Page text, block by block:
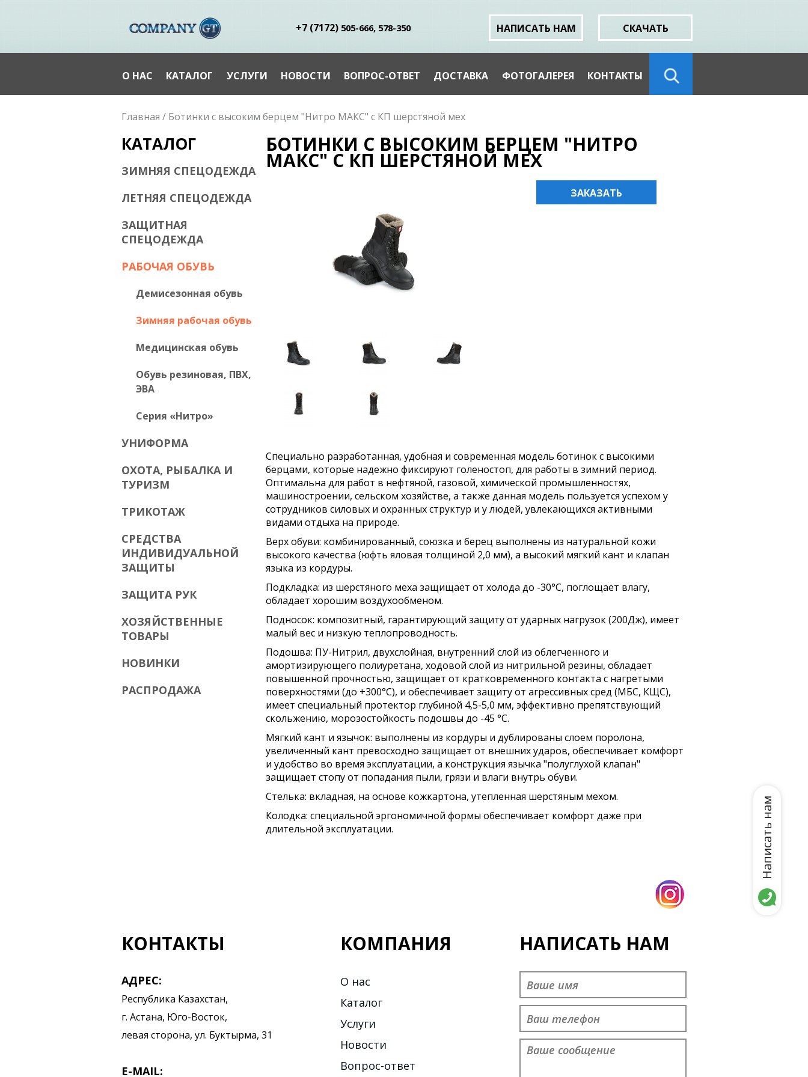
+7 (7172) 505-666, 578-350 НАПИСАТЬ НАМ СКАЧАТЬ
Написать нам
О НАС КАТАЛОГ УСЛУГИ НОВОСТИ ВОПРОС-ОТВЕТ ДОСТАВКА ФОТОГАЛЕРЕЯ КОНТАКТЫ
Вы здесь
Главная / Ботинки с высоким берцем "Нитро МАКС" с КП шерстяной мех
КАТАЛОГ
ЗИМНЯЯ СПЕЦОДЕЖДА
ЛЕТНЯЯ СПЕЦОДЕЖДА
ЗАЩИТНАЯ
СПЕЦОДЕЖДА
РАБОЧАЯ ОБУВЬ
Демисезонная обувь
Зимняя рабочая обувь
Медицинская обувь
Обувь резиновая, ПВХ,
ЭВА
Серия «Нитро»
УНИФОРМА
ОХОТА, РЫБАЛКА И
ТУРИЗМ
ТРИКОТАЖ
СРЕДСТВА
ИНДИВИДУАЛЬНОЙ
ЗАЩИТЫ
ЗАЩИТА РУК
ХОЗЯЙСТВЕННЫЕ
ТОВАРЫ
НОВИНКИ
РАСПРОДАЖА
БОТИНКИ С ВЫСОКИМ БЕРЦЕМ "НИТРО
МАКС" С КП ШЕРСТЯНОЙ МЕХ
ЗАКАЗАТЬ
Специально разработанная, удобная и современная модель ботинок с высокими
берцами, которые надежно фиксируют голеностоп, для работы в зимний период.
Оптимальна для работ в нефтяной, газовой, химической промышленностях,
машиностроении, сельском хозяйстве, а также данная модель пользуется успехом у
сотрудников силовых и охранных структур и у людей, увлекающихся активными
видами отдыха на природе.
Верх обуви: комбинированный, союзка и берец выполнены из натуральной кожи
высокого качества (юфть яловая толщиной 2,0 мм), а высокий мягкий кант и клапан
языка из кордуры.
Подкладка: из шерстяного меха защищает от холода до -30°С, поглощает влагу,
обладает хорошим воздухообменом.
Подносок: композитный, гарантирующий защиту от ударных нагрузок (200Дж), имеет
малый вес и низкую теплопроводность.
Подошва: ПУ-Нитрил, двухслойная, внутренний слой из облегченного и
амортизирующего полиуретана, ходовой слой из нитрильной резины, обладает
повышенной прочностью, защищает от кратковременного контакта с нагретыми
поверхностями (до +300°С), и обеспечивает защиту от агрессивных сред (МБС, КЩС),
имеет специальный протектор глубиной 4,5-5,0 мм, эффективно препятствующий
скольжению, морозостойкость подошвы до -45 °С.
Мягкий кант и язычок: выполнены из кордуры и дублированы слоем поролона,
увеличенный кант превосходно защищает от внешних ударов, обеспечивает комфорт
и удобство во время эксплуатации, а конструкция язычка "полуглухой клапан"
защищает стопу от попадания пыли, грязи и влаги внутрь обуви.
Стелька: вкладная, на основе кожкартона, утепленная шерстяным мехом.
Колодка: специальной эргономичной формы обеспечивает комфорт даже при
длительной эксплуатации.
КОНТАКТЫ
АДРЕС:
Республика Казахстан,
г. Астана, Юго-Восток,
левая сторона, ул. Буктырма, 31
E-MAIL:
КОМПАНИЯ
О нас
Каталог
Услуги
Новости
Вопрос-ответ
НАПИСАТЬ НАМ
Представьтесь
Телефон
Обращение*